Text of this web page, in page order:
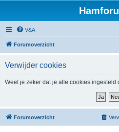
V&A
Forumoverzicht
Verwijder cookies
Weet je zeker dat je alle cookies
Forumoverzicht